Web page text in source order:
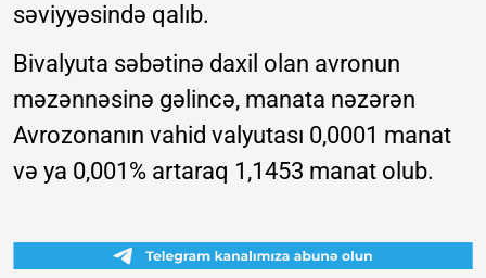
səviyyəsində qalıb.
Bivalyuta səbətinə daxil olan avronun
məzənnəsinə gəlincə, manata nəzərən
Avrozonanın vahid valyutası 0,0001 manat
və ya 0,001% artaraq 1,1453 manat olub.